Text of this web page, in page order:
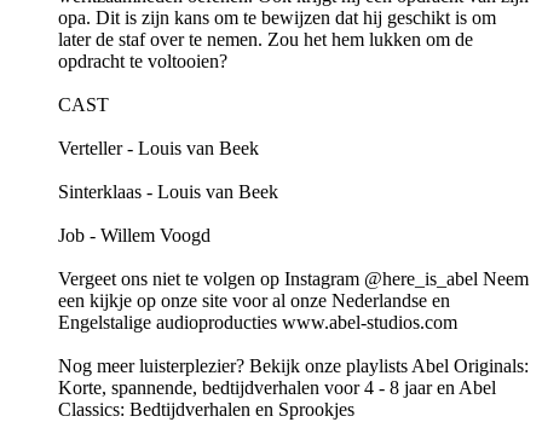
opa. Dit is zijn kans om te bewijzen dat hij geschikt is om
later de staf over te nemen. Zou het hem lukken om de
opdracht te voltooien?
CAST
Verteller - Louis van Beek
Sinterklaas - Louis van Beek
Job - Willem Voogd
Vergeet ons niet te volgen op Instagram @here_is_abel Neem
een kijkje op onze site voor al onze Nederlandse en
Engelstalige audioproducties ⁠www.abel-studios.com⁠
Nog meer luisterplezier? Bekijk onze playlists ⁠Abel Originals:
Korte, spannende, bedtijdverhalen voor 4 - 8 jaar⁠ en ⁠Abel
Classics: Bedtijdverhalen en Sprookjes⁠